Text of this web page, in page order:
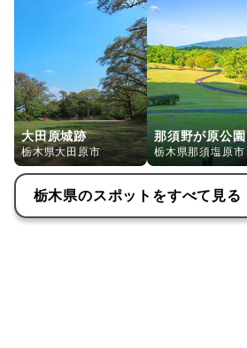
大田原城跡
栃木県大田原市
那須野が原公園
栃木県那須塩原市
栃木県のスポットをすべて見る